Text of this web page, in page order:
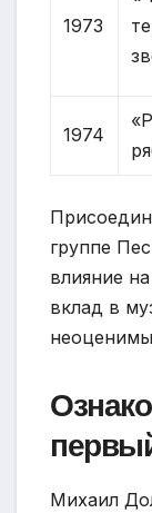
1973
1974
группе
влияние
вклад в
Михаил